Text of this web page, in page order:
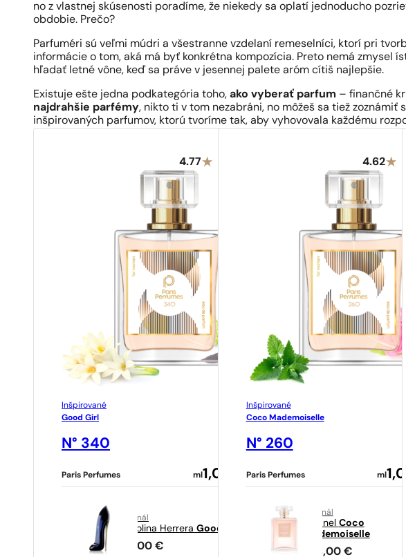
no z vlastnej skúsenosti poradíme, že niekedy sa oplatí jednoducho
obdobie. Prečo?
Parfuméri sú veľmi múdri a všestranne vzdelaní remeselníci, ktorí pri
informácie o tom, aká má byť konkrétna kompozícia. Preto nemá zmysel
hľadať letné vône, keď sa práve v jesennej palete aróm cítiš najlepšie.
Existuje ešte jedna podkategória toho, ako vyberať parfum – finančné
najdrahšie parfémy, nikto ti v tom nezabráni, no môžeš sa tiež zoznámiť
inšpirovaných parfumov, ktorú tvoríme tak, aby vyhovovala každému
4.77
Inšpirované
Good Girl
N° 340
Paris Perfumes ml 1,09
originál
Carolina Herrera Good Girl
94,00 €
4.62
Inšpirované
Coco Mademoiselle
N° 260
Paris Perfumes ml
originál
Chanel Coco
Mademoiselle
148,00 €